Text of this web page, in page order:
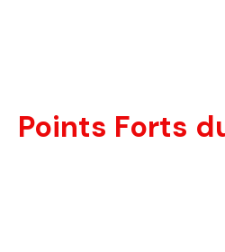
Points Forts